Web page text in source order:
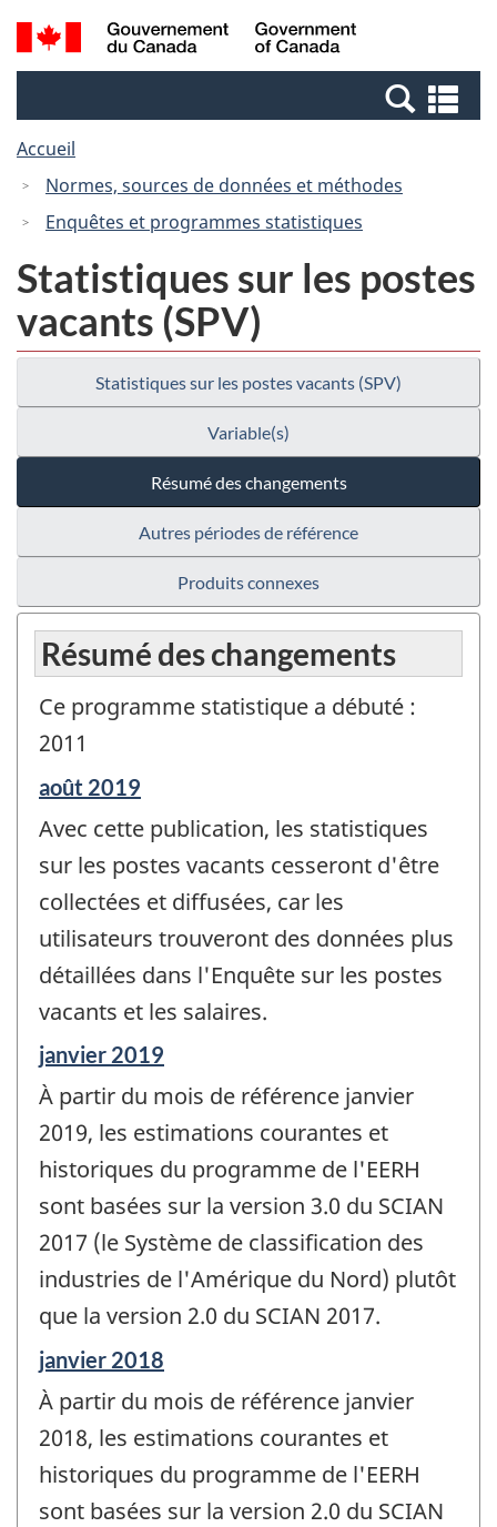
Passer
au
Passer
à
Canada
Recherche
et
et
Accueil
Normes, sources de données et méthodes
Enquêtes et programmes statistiques
Statistiques sur les postes
vacants (SPV)
Statistiques sur les postes vacants (SPV)
Variable(s)
Résumé des changements
Autres périodes de référence
Produits connexes
Résumé des changements
Ce programme statistique a débuté :
2011
Période
référence
de
changement
-
août 2019
Avec cette publication, les statistiques
sur les postes vacants cesseront d'être
collectées et diffusées, car les
utilisateurs trouveront des données plus
détaillées dans l'Enquête sur les postes
vacants et les salaires.
Période
de
référence
de
changement
-
janvier 2019
À partir du mois de référence janvier
2019, les estimations courantes et
historiques du programme de l'EERH
sont basées sur la version 3.0 du SCIAN
2017 (le Système de classification des
industries de l'Amérique du Nord) plutôt
que la version 2.0 du SCIAN 2017.
Période
de
référence
de
changement
-
janvier 2018
À partir du mois de référence janvier
2018, les estimations courantes et
historiques du programme de l'EERH
sont basées sur la version 2.0 du SCIAN